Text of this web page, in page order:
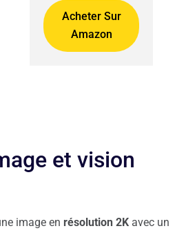
Acheter Sur
Amazon
et vision
image en résolution 2K avec un